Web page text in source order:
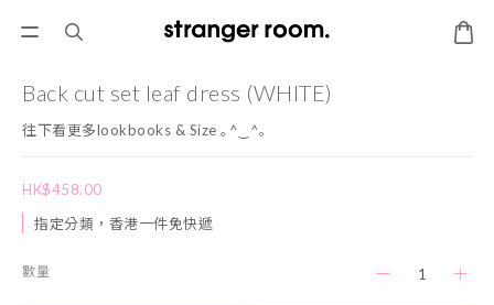
Back cut set leaf dress (WHITE)
往下看更多lookbooks & Size ｡^‿^｡
HK$458.00
指定分類，香港一件免快遞
數量